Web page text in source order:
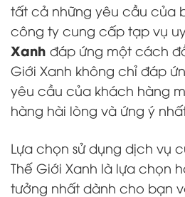
tất cả những yêu cầu của
công ty cung cấp tạp vụ
Xanh đáp ứng một cách
Giới Xanh không chỉ đáp
yêu cầu của khách hàng
hàng hài lòng và ứng ý
Lựa chọn sử dụng dịch vụ
Thế Giới Xanh là lựa chọn
tưởng nhất dành cho bạn